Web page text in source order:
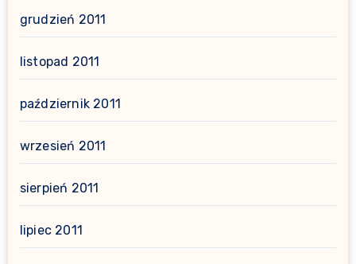
grudzień 2011
listopad 2011
październik 2011
wrzesień 2011
sierpień 2011
lipiec 2011